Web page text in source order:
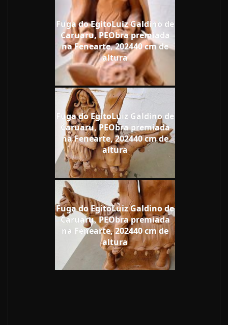
Fuga do EgitoLuiz Galdino de
Caruaru, PEObra premiada
na Fenearte, 202440 cm de
altura
Fuga do EgitoLuiz Galdino de
Caruaru, PEObra premiada
na Fenearte, 202440 cm de
altura
Fuga do EgitoLuiz Galdino de
Caruaru, PEObra premiada
na Fenearte, 202440 cm de
altura